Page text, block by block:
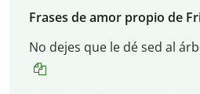
Frases de amor propio de
No dejes que le dé sed al